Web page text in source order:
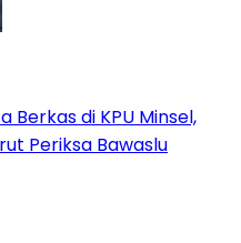
Berkas di KPU Minsel,
Periksa Bawaslu